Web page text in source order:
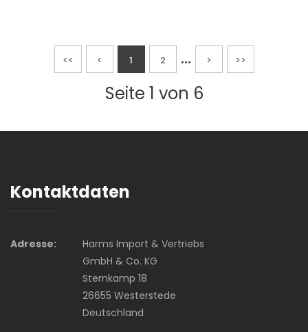
<< < 1 2 ... > >>
Seite 1 von 6
Kontaktdaten
Adresse:
Harms Import & Vertriebs
GmbH & Co. KG
Sternkamp 18
26655 Westerstede
Deutschland